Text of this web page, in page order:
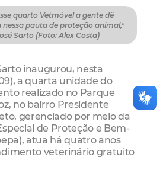
quarto Vetmóvel a gente dê
pauta de proteção animal,"
Sarto (Foto: Alex Costa)
inaugurou, nesta
a quarta unidade do
realizado no Parque
no bairro Presidente
gerenciado por meio da
de Proteção e Bem-
atua há quatro anos
veterinário gratuito